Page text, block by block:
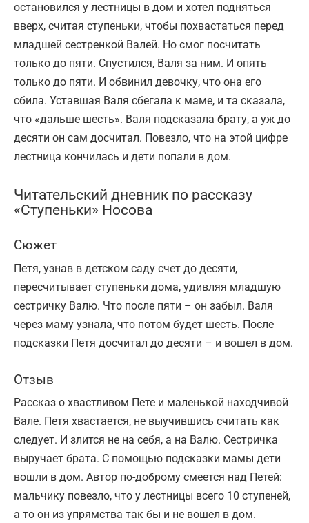
остановился у лестницы в дом и хотел подняться
вверх, считая ступеньки, чтобы похвастаться перед
младшей сестренкой Валей. Но смог посчитать
только до пяти. Спустился, Валя за ним. И опять
только до пяти. И обвинил девочку, что она его
сбила. Уставшая Валя сбегала к маме, и та сказала,
что «дальше шесть». Валя подсказала брату, а уж до
десяти он сам досчитал. Повезло, что на этой цифре
лестница кончилась и дети попали в дом.
Читательский дневник по рассказу
«Ступеньки» Носова
Сюжет
Петя, узнав в детском саду счет до десяти,
пересчитывает ступеньки дома, удивляя младшую
сестричку Валю. Что после пяти – он забыл. Валя
через маму узнала, что потом будет шесть. После
подсказки Петя досчитал до десяти – и вошел в дом.
Отзыв
Рассказ о хвастливом Пете и маленькой находчивой
Вале. Петя хвастается, не выучившись считать как
следует. И злится не на себя, а на Валю. Сестричка
выручает брата. С помощью подсказки мамы дети
вошли в дом. Автор по-доброму смеется над Петей:
мальчику повезло, что у лестницы всего 10 ступеней,
а то он из упрямства так бы и не вошел в дом.